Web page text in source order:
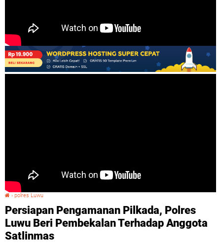
› polres Luwu
Persiapan Pengamanan Pilkada, Polres
Luwu Beri Pembekalan Terhadap Anggota
Satlinmas